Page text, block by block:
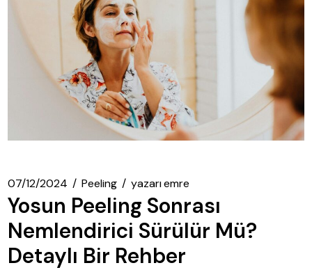
07/12/2024 Peeling yazarıemre
Yosun Peeling Sonrası
Nemlendirici Sürülür Mü?
Detaylı Bir Rehber